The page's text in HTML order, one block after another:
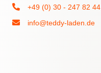
+49 (0) 30 - 247 82 44
info@teddy-laden.de